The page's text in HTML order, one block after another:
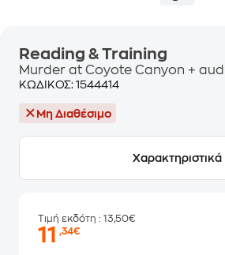
Reading & Training
Murder at Coyote Canyon +
ΚΩΔΙΚΟΣ: 1544414
Μη Διαθέσιμο
Χαρακτηριστικά
Τιμή εκδότη : 13,50€
11,34€